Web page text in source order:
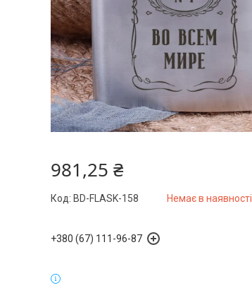
981,25 ₴
Немає в наявності
Код: BD-FLASK-158
+380 (67) 111-96-87